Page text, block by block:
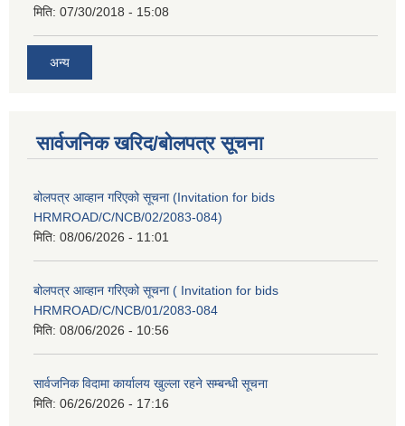
मिति: 07/30/2018 - 15:08
अन्य
सार्वजनिक खरिद/बोलपत्र सूचना
बोलपत्र आव्हान गरिएको सूचना (Invitation for bids
HRMROAD/C/NCB/02/2083-084)
मिति: 08/06/2026 - 11:01
बोलपत्र आव्हान गरिएको सूचना ( Invitation for bids
HRMROAD/C/NCB/01/2083-084
मिति: 08/06/2026 - 10:56
सार्वजनिक विदामा कार्यालय खुल्ला रहने सम्बन्धी सूचना
मिति: 06/26/2026 - 17:16